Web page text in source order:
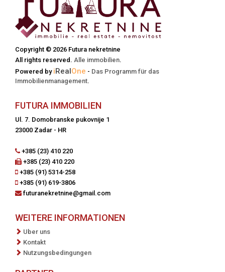
Copyright © 2026 Futura nekretnine
All rights reserved. Alle immobilien.
Powered by iRealOne - Das Programm für das
Immobilienmanagement.
FUTURA IMMOBILIEN
Ul. 7. Domobranske pukovnije 1
23000 Zadar - HR
+385 (23) 410 220
+385 (23) 410 220
+385 (91) 5314-258
+385 (91) 619-3806
futuranekretnine@gmail.com
WEITERE INFORMATIONEN
Uber uns
Kontakt
Nutzungsbedingungen